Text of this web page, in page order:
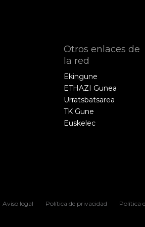
Otros enlaces de
la red
Ekingune
ETHAZI Gunea
Urratsbatsarea
TK Gune
Euskelec
Aviso legal Política de privacidad Política